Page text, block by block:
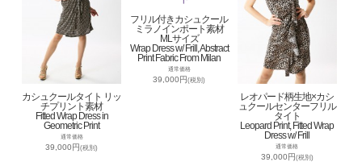
カシュクールタイト リッ
チプリント素材
Fitted Wrap Dress in
Geometric Print
通常価格
39,000円(税別)
フリル付きカシュクール
ミラノインポート素材
MLサイズ
Wrap Dress w/ Frill, Abstract
Print Fabric From Milan
通常価格
39,000円(税別)
レオパード柄生地×カシ
ュクールセンターフリル
タイト
Leopard Print, Fitted Wrap
Dress w/ Frill
通常価格
39,000円(税別)